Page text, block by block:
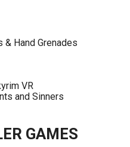
& Hand Grenades
VR
and Sinners
GAMES